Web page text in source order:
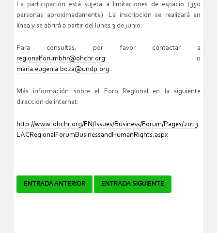
La participación está sujeta a limitaciones de espacio (350
personas aproximadamente). La inscripción se realizará en
línea y se abrirá a partir del lunes 3 de junio.
Para consultas, por favor contactar a
regionalforumbhr@ohchr.org o
maria.eugenia.boza@undp.org.
Más información sobre el Foro Regional en la siguiente
dirección de internet:
http://www.ohchr.org/EN/Issues/Business/Forum/Pages/2013
LACRegionalForumBusinessandHumanRights.aspx
Navegador
ENTRADA ANTERIOR ENTRADA SIGUIENTE